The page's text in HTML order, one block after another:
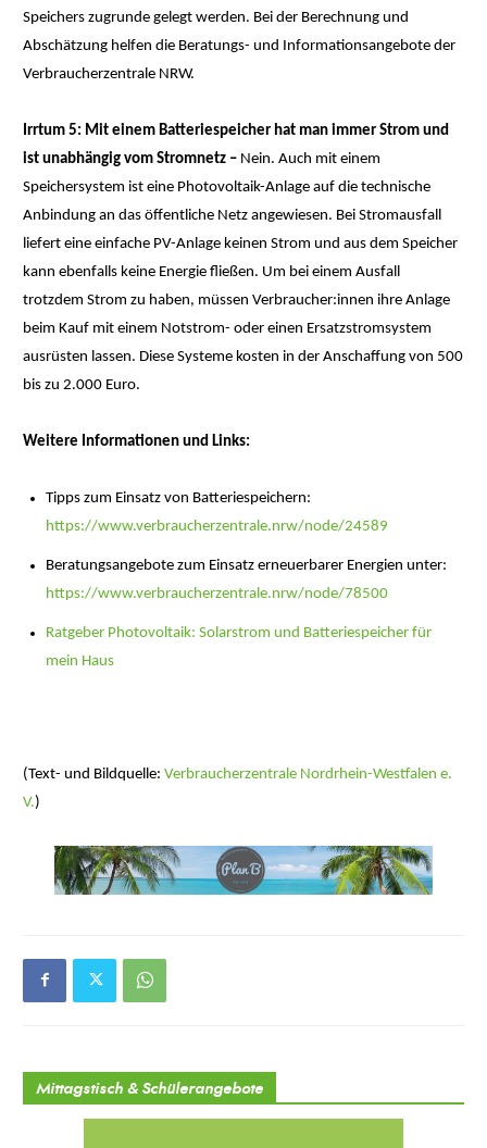
Speichers zugrunde gelegt werden. Bei der Berechnung und
Abschätzung helfen die Beratungs- und Informationsangebote der
Verbraucherzentrale NRW.
Irrtum 5: Mit einem Batteriespeicher hat man immer Strom und
ist unabhängig vom Stromnetz – Nein. Auch mit einem
Speichersystem ist eine Photovoltaik-Anlage auf die technische
Anbindung an das öffentliche Netz angewiesen. Bei Stromausfall
liefert eine einfache PV-Anlage keinen Strom und aus dem Speicher
kann ebenfalls keine Energie fließen. Um bei einem Ausfall
trotzdem Strom zu haben, müssen Verbraucher:innen ihre Anlage
beim Kauf mit einem Notstrom- oder einen Ersatzstromsystem
ausrüsten lassen. Diese Systeme kosten in der Anschaffung von 500
bis zu 2.000 Euro.
Weitere Informationen und Links:
Tipps zum Einsatz von Batteriespeichern:
https://www.verbraucherzentrale.nrw/node/24589
Beratungsangebote zum Einsatz erneuerbarer Energien unter:
https://www.verbraucherzentrale.nrw/node/78500
Ratgeber Photovoltaik: Solarstrom und Batteriespeicher für
mein Haus
(Text- und Bildquelle:Verbraucherzentrale Nordrhein-Westfalen e.
V.)
Mittagstisch & Schülerangebote